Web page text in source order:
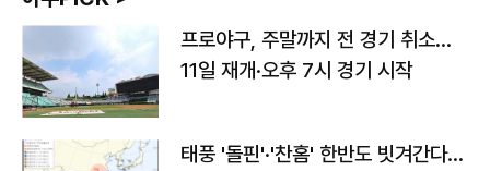
프로야구, 주말까지 전 경기 취소…
11일 재개·오후 7시 경기 시작
태풍 '돌핀'·'찬홈' 한반도 빗겨간다…